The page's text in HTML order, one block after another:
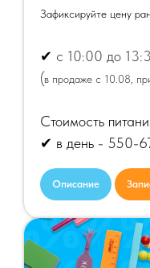
Зафиксируйте цену
✔ с 10:00 до
(в продаже с 10.08,
Стоимость
✔ в день - 550-
Описание